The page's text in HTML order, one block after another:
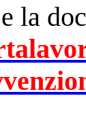
la